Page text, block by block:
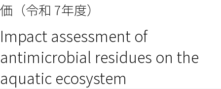
ドウで開きます）
ンドウで開きます）
ウインドウで開きます）
価（令和 7年度）
Impact assessment of
antimicrobial residues on the
aquatic ecosystem